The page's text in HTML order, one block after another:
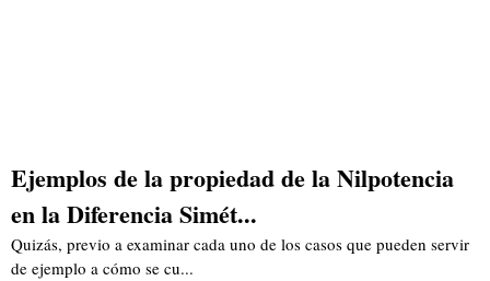
Ejemplos de la propiedad de la Nilpotencia
en la Diferencia Simét...
Quizás, previo a examinar cada uno de los casos que pueden servir
de ejemplo a cómo se cu...